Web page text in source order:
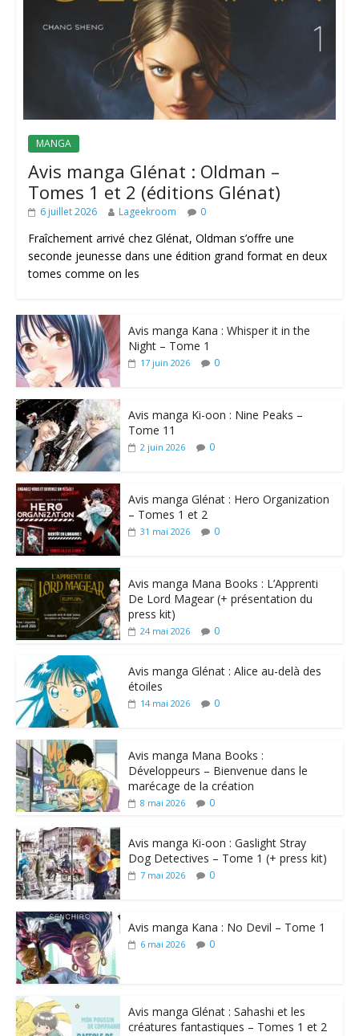
MANGA
Avis manga Glénat : Oldman –
Tomes 1 et 2 (éditions Glénat)
6 juillet 2026 Lageekroom 0
Fraîchement arrivé chez Glénat, Oldman s’offre une
seconde jeunesse dans une édition grand format en deux
tomes comme on les
Avis manga Kana : Whisper it in the
Night – Tome 1
17 juin 2026 0
Avis manga Ki-oon : Nine Peaks –
Tome 11
2 juin 2026 0
Avis manga Glénat : Hero Organization
– Tomes 1 et 2
31 mai 2026 0
Avis manga Mana Books : L’Apprenti
De Lord Magear (+ présentation du
press kit)
24 mai 2026 0
Avis manga Glénat : Alice au-delà des
étoiles
14 mai 2026 0
Avis manga Mana Books :
Développeurs – Bienvenue dans le
marécage de la création
8 mai 2026 0
Avis manga Ki-oon : Gaslight Stray
Dog Detectives – Tome 1 (+ press kit)
7 mai 2026 0
Avis manga Kana : No Devil – Tome 1
6 mai 2026 0
Avis manga Glénat : Sahashi et les
créatures fantastiques – Tomes 1 et 2